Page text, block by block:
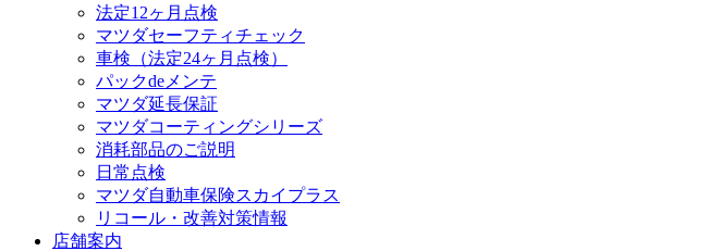
法定12ヶ月点検
マツダセーフティチェック
車検（法定24ヶ月点検）
パックdeメンテ
マツダ延長保証
マツダコーティングシリーズ
消耗部品のご説明
日常点検
マツダ自動車保険スカイプラス
リコール・改善対策情報
店舗案内